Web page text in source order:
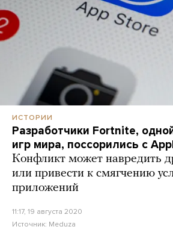
ИСТОРИИ
Разработчики Fortnite,
игр мира, поссорились с
Конфликт может навредить
или привести к смягчению
приложений
11:17, 19 августа 2020
Источник: Meduza